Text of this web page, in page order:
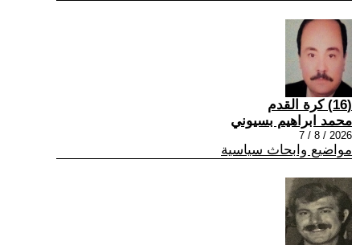
(16) كرة القدم
محمد ابراهيم بسيوني
2026 / 8 / 7
مواضيع وابحاث سياسية